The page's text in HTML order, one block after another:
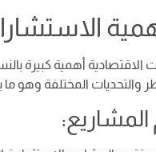
الاقتصادية أهمية كبيرة
والتحديات المختلفة وهو
المشاريع: